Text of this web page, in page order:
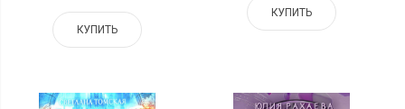
КУПИТЬ
КУПИТЬ